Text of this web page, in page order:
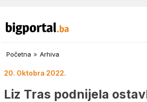
Početna » Arhiva
20. Oktobra 2022.
Liz Tras podnijela